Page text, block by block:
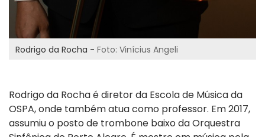
Rodrigo da Rocha - Foto: Vinícius Angeli
Rodrigo da Rocha é diretor da Escola de Música da
OSPA, onde também atua como professor. Em 2017,
assumiu o posto de trombone baixo da Orquestra